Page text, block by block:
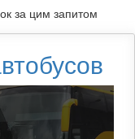
за цим запитом